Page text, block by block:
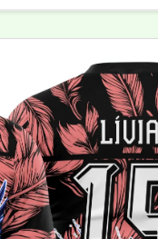
Agro
Nail Designer